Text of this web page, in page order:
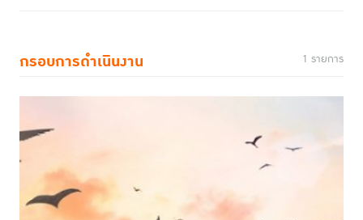
กรอบการดำเนินงาน 1 รายการ